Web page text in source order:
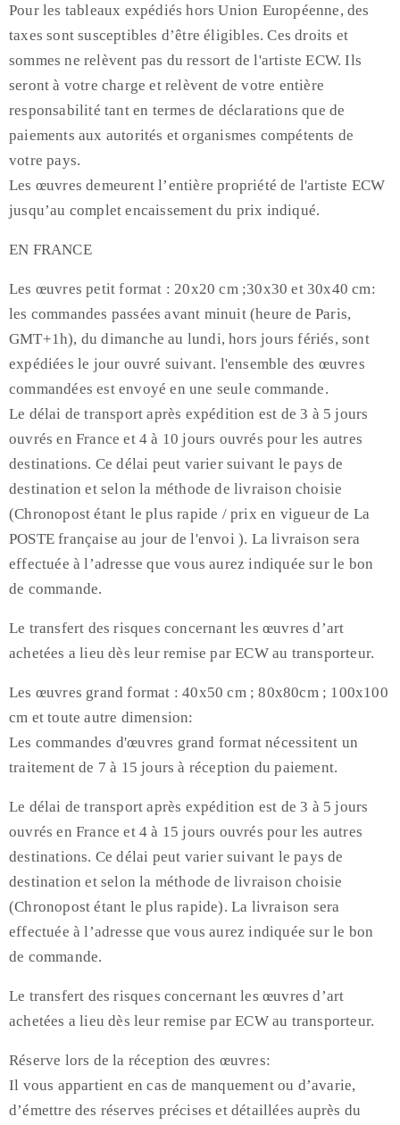
Pour les tableaux expédiés hors Union Européenne, des
taxes sont susceptibles d’être éligibles. Ces droits et
sommes ne relèvent pas du ressort de l'artiste ECW. Ils
seront à votre charge et relèvent de votre entière
responsabilité tant en termes de déclarations que de
paiements aux autorités et organismes compétents de
votre pays.
Les œuvres demeurent l’entière propriété de l'artiste ECW
jusqu’au complet encaissement du prix indiqué.
EN FRANCE
Les œuvres petit format : 20x20 cm ;30x30 et 30x40 cm:
les commandes passées avant minuit (heure de Paris,
GMT+1h), du dimanche au lundi, hors jours fériés, sont
expédiées le jour ouvré suivant. l'ensemble des œuvres
commandées est envoyé en une seule commande.
Le délai de transport après expédition est de 3 à 5 jours
ouvrés en France et 4 à 10 jours ouvrés pour les autres
destinations. Ce délai peut varier suivant le pays de
destination et selon la méthode de livraison choisie
(Chronopost étant le plus rapide / prix en vigueur de La
POSTE française au jour de l'envoi ). La livraison sera
effectuée à l’adresse que vous aurez indiquée sur le bon
de commande.
Le transfert des risques concernant les œuvres d’art
achetées a lieu dès leur remise par ECW au transporteur.
Les œuvres grand format : 40x50 cm ; 80x80cm ; 100x100
cm et toute autre dimension:
Les commandes d'œuvres grand format nécessitent un
traitement de 7 à 15 jours à réception du paiement.
Le délai de transport après expédition est de 3 à 5 jours
ouvrés en France et 4 à 15 jours ouvrés pour les autres
destinations. Ce délai peut varier suivant le pays de
destination et selon la méthode de livraison choisie
(Chronopost étant le plus rapide). La livraison sera
effectuée à l’adresse que vous aurez indiquée sur le bon
de commande.
Le transfert des risques concernant les œuvres d’art
achetées a lieu dès leur remise par ECW au transporteur.
Réserve lors de la réception des œuvres:
Il vous appartient en cas de manquement ou d’avarie,
d’émettre des réserves précises et détaillées auprès du